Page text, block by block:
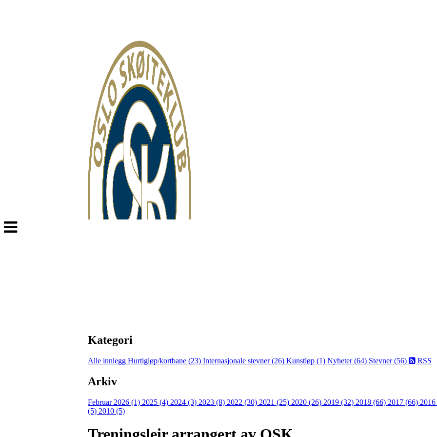
Veksle
navigasjon
Kategori
Alle innlegg Hurtigløp/kortbane (23) Internasjonale stevner (26) Kunstløp (1) Nyheter (64) Stevner (56) RSS
Arkiv
Februar 2026 (1) 2025 (4) 2024 (3) 2023 (8) 2022 (30) 2021 (25) 2020 (26) 2019 (32) 2018 (66) 2017 (66)
(5) 2010 (5)